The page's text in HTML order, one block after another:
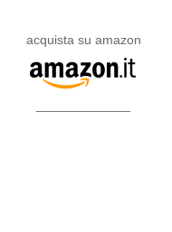
acquista su amazon